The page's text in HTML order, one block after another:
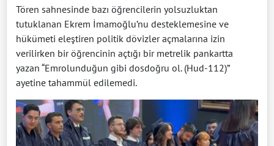
Tören sahnesinde bazı öğrencilerin yolsuzluktan
tutuklanan Ekrem İmamoğlu’nu desteklemesine ve
hükümeti eleştiren politik dövizler açmalarına izin
verilirken bir öğrencinin açtığı bir metrelik pankartta
yazan “Emrolunduğun gibi dosdoğru ol. (Hud-112)”
ayetine tahammül edilemedi.